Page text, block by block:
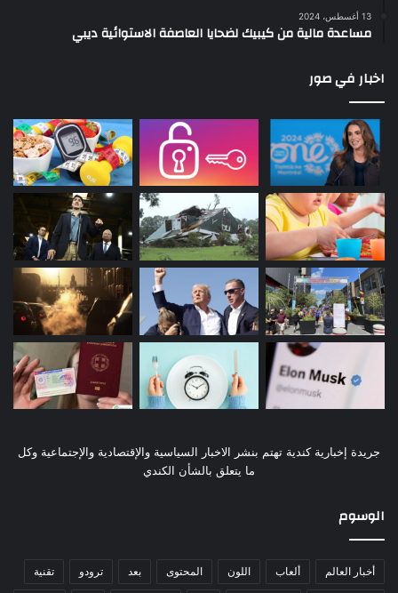
13 أغسطس، 2024
مساعدة مالية من كيبيك لضحايا العاصفة الاستوائية ديبي
اخبار في صور
جريدة إخبارية كندية تهتم بنشر الاخبار السياسية والإقتصادية والإجتماعية وكل
ما يتعلق بالشأن الكندي
الوسوم
أخبار العالم ألعاب اللون المحتوى بعد ترودو تقنية